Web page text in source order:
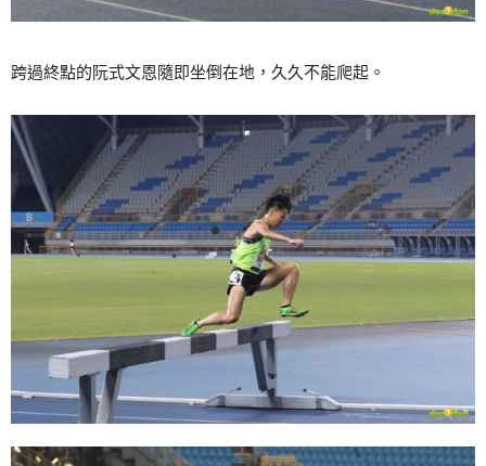
跨過終點的阮式文恩隨即坐倒在地，久久不能爬起。